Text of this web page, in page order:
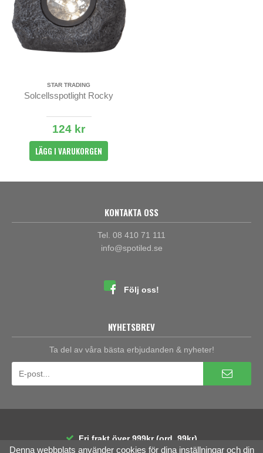
STAR TRADING
Solcellsspotlight Rocky
124 kr
LÄGG I VARUKORGEN
KONTAKTA OSS
Tel. 08 410 71 111
info@spotiled.se
Följ oss!
NYHETSBREV
Ta del av våra bästa erbjudanden & nyheter!
Fri frakt över 999kr (ord. 99kr)
30 dagars öppet köp
Räntefri delbetalning
Denna webbplats använder cookies för dina inställningar och din